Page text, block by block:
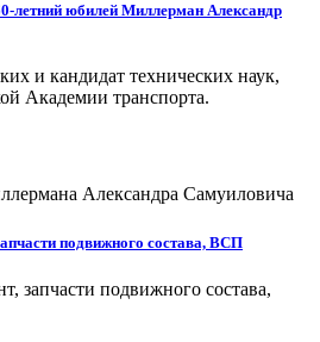
летний юбилей Миллерман Александр
и кандидат технических наук,
Академии транспорта.
Александра Самуиловича
подвижного состава, ВСП
запчасти подвижного состава,